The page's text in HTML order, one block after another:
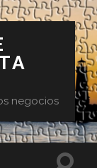
negocios